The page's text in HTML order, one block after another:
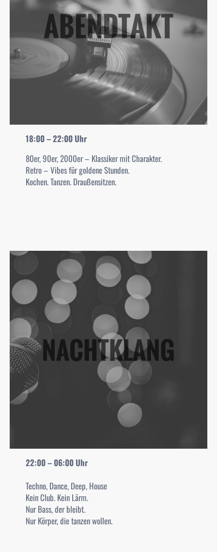
18:00 – 22:00 Uhr
80er, 90er, 2000er – Klassiker mit Charakter.
Retro – Vibes für goldene Stunden.
Kochen. Tanzen. Draußensitzen.
22:00 – 06:00 Uhr
Techno, Dance, Deep, House
Kein Club. Kein Lärm.
Nur Bass, der bleibt.
Nur Körper, die tanzen wollen.